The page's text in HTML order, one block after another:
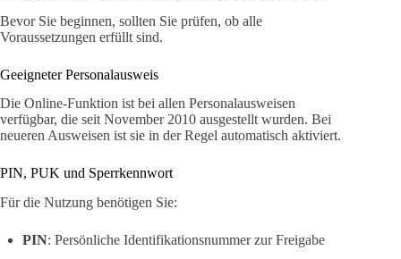
Bevor Sie beginnen, sollten Sie prüfen, ob alle
Voraussetzungen erfüllt sind.
Geeigneter Personalausweis
Die Online-Funktion ist bei allen Personalausweisen
verfügbar, die seit November 2010 ausgestellt wurden. Bei
neueren Ausweisen ist sie in der Regel automatisch aktiviert.
PIN, PUK und Sperrkennwort
Für die Nutzung benötigen Sie:
PIN: Persönliche Identifikationsnummer zur Freigabe